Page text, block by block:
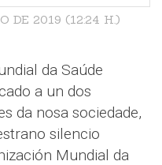
DE 2019 (12:24 H.)
da Saúde
a un dos
da nosa sociedade,
silencio
Mundial da